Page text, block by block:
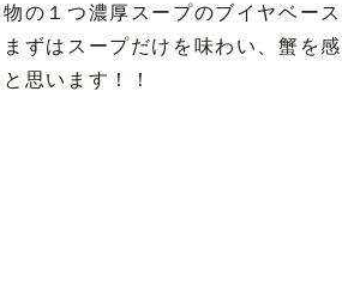
の１つ濃厚スープのブイヤベー
ずはスープだけを味わい、蟹を
思います！！